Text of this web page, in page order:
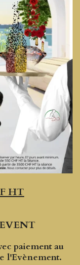
HT
paiement au
l'Evènement.